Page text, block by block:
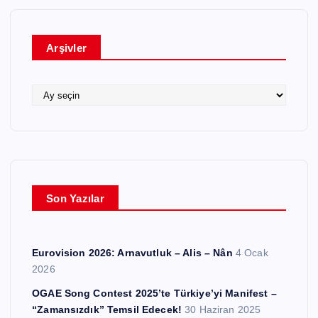
Arşivler
Son Yazılar
Eurovision 2026: Arnavutluk – Alis – Nân 4 Ocak
2026
OGAE Song Contest 2025’te Türkiye’yi Manifest –
“Zamansızdık” Temsil Edecek! 30 Haziran 2025